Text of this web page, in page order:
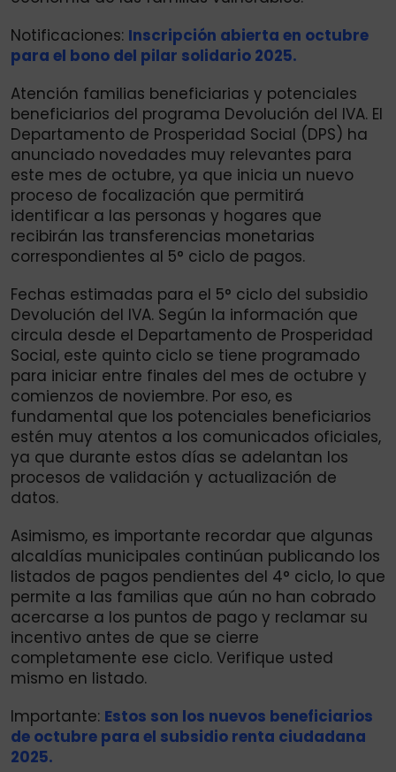
Notificaciones: Inscripción abierta en octubre
para el bono del pilar solidario 2025.
Atención familias beneficiarias y potenciales
beneficiarios del programa Devolución del IVA. El
Departamento de Prosperidad Social (DPS) ha
anunciado novedades muy relevantes para
este mes de octubre, ya que inicia un nuevo
proceso de focalización que permitirá
identificar a las personas y hogares que
recibirán las transferencias monetarias
correspondientes al 5° ciclo de pagos.
Fechas estimadas para el 5° ciclo del subsidio
Devolución del IVA. Según la información que
circula desde el Departamento de Prosperidad
Social, este quinto ciclo se tiene programado
para iniciar entre finales del mes de octubre y
comienzos de noviembre. Por eso, es
fundamental que los potenciales beneficiarios
estén muy atentos a los comunicados oficiales,
ya que durante estos días se adelantan los
procesos de validación y actualización de
datos.
Asimismo, es importante recordar que algunas
alcaldías municipales continúan publicando los
listados de pagos pendientes del 4° ciclo, lo que
permite a las familias que aún no han cobrado
acercarse a los puntos de pago y reclamar su
incentivo antes de que se cierre
completamente ese ciclo. Verifique usted
mismo en listado.
Importante: Estos son los nuevos beneficiarios
de octubre para el subsidio renta ciudadana
2025.